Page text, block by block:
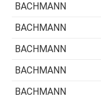
BACHMANN
BACHMANN
BACHMANN
BACHMANN
BACHMANN